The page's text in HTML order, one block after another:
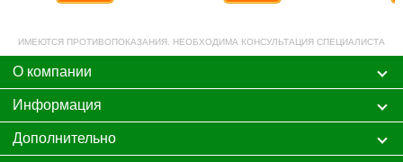
ИМЕЮТСЯ ПРОТИВОПОКАЗАНИЯ. НЕОБХОДИМА КОНСУЛЬТАЦИЯ СПЕЦИАЛИСТА
О компании
Информация
Дополнительно